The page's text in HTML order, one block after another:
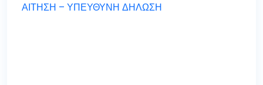
ΑΙΤΗΣΗ – ΥΠΕΥΘΥΝΗ ΔΗΛΩΣΗ